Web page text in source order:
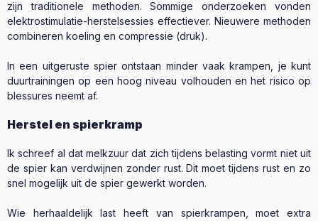
zijn traditionele methoden. Sommige onderzoeken vonden
elektrostimulatie-herstelsessies effectiever. Nieuwere methoden
combineren koeling en compressie (druk).
In een uitgeruste spier ontstaan minder vaak krampen, je kunt
duurtrainingen op een hoog niveau volhouden en het risico op
blessures neemt af.
Herstel en spierkramp
Ik schreef al dat melkzuur dat zich tijdens belasting vormt niet uit
de spier kan verdwijnen zonder rust. Dit moet tijdens rust en zo
snel mogelijk uit de spier gewerkt worden.
Wie herhaaldelijk last heeft van spierkrampen, moet extra